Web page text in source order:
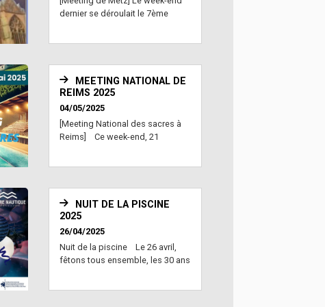
dernier se déroulait le 7ème
MEETING NATIONAL DE
REIMS 2025
04/05/2025
[Meeting National des sacres à
Reims] Ce week-end, 21
NUIT DE LA PISCINE
2025
26/04/2025
Nuit de la piscine Le 26 avril,
fêtons tous ensemble, les 30 ans